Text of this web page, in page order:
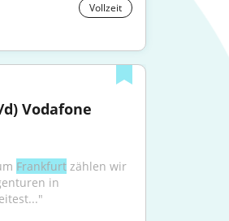
Vollzeit
Vodafone
Frankfurt zählen wir
in